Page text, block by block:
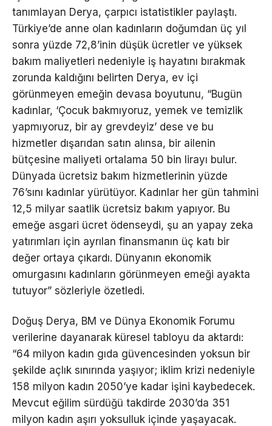
tanımlayan Derya, çarpıcı istatistikler paylaştı.
Türkiye’de anne olan kadınların doğumdan üç yıl
sonra yüzde 72,8’inin düşük ücretler ve yüksek
bakım maliyetleri nedeniyle iş hayatını bırakmak
zorunda kaldığını belirten Derya, ev içi
görünmeyen emeğin devasa boyutunu, “Bugün
kadınlar, ‘Çocuk bakmıyoruz, yemek ve temizlik
yapmıyoruz, bir ay grevdeyiz’ dese ve bu
hizmetler dışarıdan satın alınsa, bir ailenin
bütçesine maliyeti ortalama 50 bin lirayı bulur.
Dünyada ücretsiz bakım hizmetlerinin yüzde
76’sını kadınlar yürütüyor. Kadınlar her gün tahmini
12,5 milyar saatlik ücretsiz bakım yapıyor. Bu
emeğe asgari ücret ödenseydi, şu an yapay zeka
yatırımları için ayrılan finansmanın üç katı bir
değer ortaya çıkardı. Dünyanın ekonomik
omurgasını kadınların görünmeyen emeği ayakta
tutuyor” sözleriyle özetledi.
Doğuş Derya, BM ve Dünya Ekonomik Forumu
verilerine dayanarak küresel tabloyu da aktardı:
“64 milyon kadın gıda güvencesinden yoksun bir
şekilde açlık sınırında yaşıyor; iklim krizi nedeniyle
158 milyon kadın 2050’ye kadar işini kaybedecek.
Mevcut eğilim sürdüğü takdirde 2030’da 351
milyon kadın aşırı yoksulluk içinde yaşayacak.